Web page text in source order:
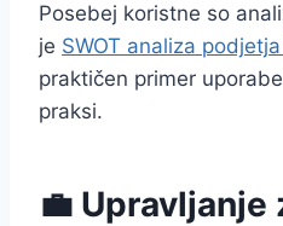
Posebej koristne so
je SWOT analiza
praktičen primer
praksi.
💼